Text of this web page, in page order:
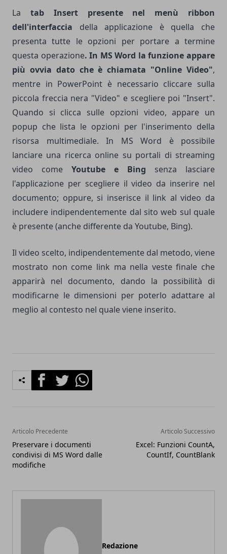
La tab Insert presente nel menù ribbon
dell'interfaccia della applicazione è quella che
presenta tutte le opzioni per portare a termine
questa operazione. In MS Word la funzione appare
più ovvia dato che è chiamata "Online Video",
mentre in PowerPoint è necessario cliccare sulla
piccola freccia nera "Video" e scegliere poi "Insert".
Quando si clicca sulle opzioni video, appare un
popup che lista le opzioni per l'inserimento della
risorsa multimediale. In MS Word è possibile
lanciare una ricerca online su portali di streaming
video come Youtube e Bing senza lasciare
l'applicazione per scegliere il video da inserire nel
documento; oppure, si inserisce il link al video da
includere indipendentemente dal sito web sul quale
è presente (anche differente da Youtube, Bing).
Il video scelto, indipendentemente dal metodo, viene
mostrato non come link ma nella veste finale che
apparirà nel documento, dando la possibilità di
modificarne le dimensioni per poterlo adattare al
meglio al contesto nel quale viene inserito.
FacebookTwitterWhatsapp
Articolo Precedente
Preservare i documenti
condivisi di MS Word dalle
modifiche
Articolo Successivo
Excel: Funzioni CountA,
CountIf, CountBlank
Redazione